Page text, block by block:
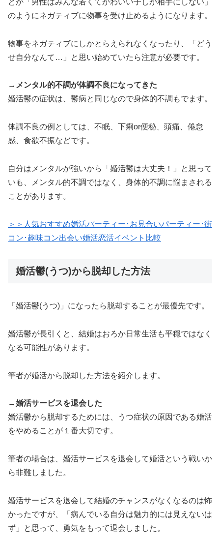
のようにネガティブに物事を受け止めるようになります。
物事をネガティブにしかとらえられなくなったり、「どう
せ自分なんて…」と思い始めていたら注意が必要です。
→メンタル的不調が体調不良になってきた
婚活鬱の症状は、鬱病と同じなので身体的不調もでます。
体調不良の例としては、不眠、下痢or便秘、頭痛、倦怠
感、食欲不振などです。
自分はメンタルが強いから「婚活鬱は大丈夫！」と思って
いも、メンタル的不調ではなく、身体的不調に悩まされる
ことがあります。
＞＞人気おすすめ婚活パーティー･お見合いパーティー･街
コン･趣味コン出会い婚活恋活イベント比較
婚活鬱(うつ)から脱却した方法
「婚活鬱(うつ)」になったら脱却することが最優先です。
婚活鬱が長引くと、結婚はおろか日常生活も平穏ではなく
なる可能性があります。
筆者が婚活から脱却した方法を紹介します。
→婚活サービスを退会した
婚活鬱から脱却するためには、うつ症状の原因である婚活
をやめることが１番大切です。
筆者の場合は、婚活サービスを退会して婚活という戦いか
ら非難しました。
婚活サービスを退会して結婚のチャンスがなくなるのは怖
かったですが、「病んでいる自分は魅力的には見えないは
ず」と思って、勇気をもって退会しました。